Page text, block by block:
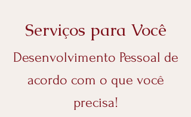
Serviços para Você
Desenvolvimento Pessoal de
acordo com o que você
precisa!